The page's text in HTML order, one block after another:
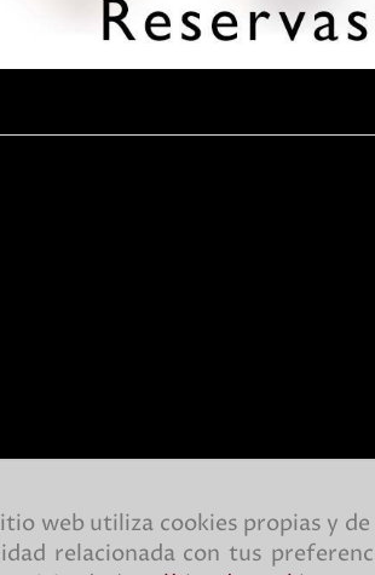
web utiliza cookies propias y
relacionada con tus